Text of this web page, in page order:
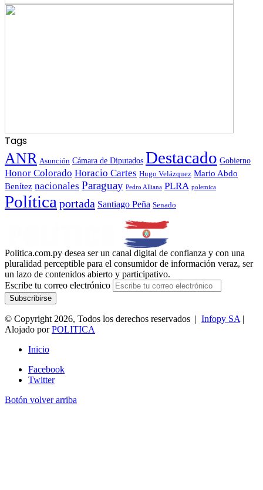
Tags
ANR Asunción Cámara de Diputados Destacado Gobierno
Honor Colorado Horacio Cartes Hugo Velázquez Mario Abdo
Benítez nacionales Paraguay Pedro Alliana PLRA polemica
Política portada Santiago Peña Senado
Politica.com.py desea ser un canal digital de confianza y con una
pluralidad perceptible para el consumidor de información veraz, ser
un lazo de contenidos abierto y participativo.
Escribe tu correo electrónico
© Copyright 2026, Todos los derechos reservados | Infopy SA |
Alojado porPOLITICA
Inicio
Facebook
Twitter
Botón volver arriba